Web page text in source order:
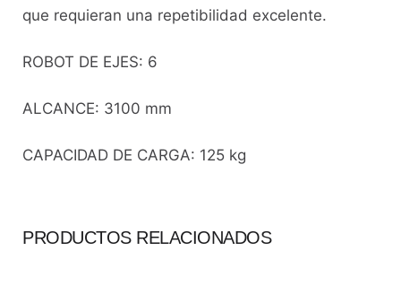
que requieran una repetibilidad excelente.
ROBOT DE EJES: 6
ALCANCE: 3100 mm
CAPACIDAD DE CARGA: 125 kg
PRODUCTOS RELACIONADOS